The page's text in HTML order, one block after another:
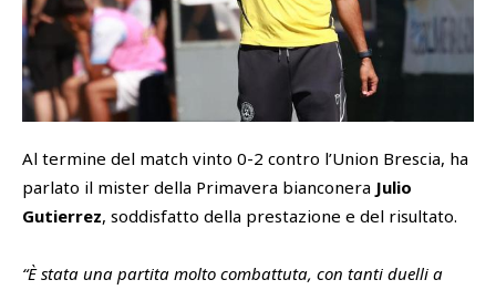
Classifiche
Academy
Esports
SQUADRE
SHOP
PHOTOGALLERY
Al termine del match vinto 0-2 contro l’Union Brescia, ha
parlato il mister della Primavera bianconera Julio
Gutierrez, soddisfatto della prestazione e del risultato.
“È stata una partita molto combattuta, con tanti duelli a